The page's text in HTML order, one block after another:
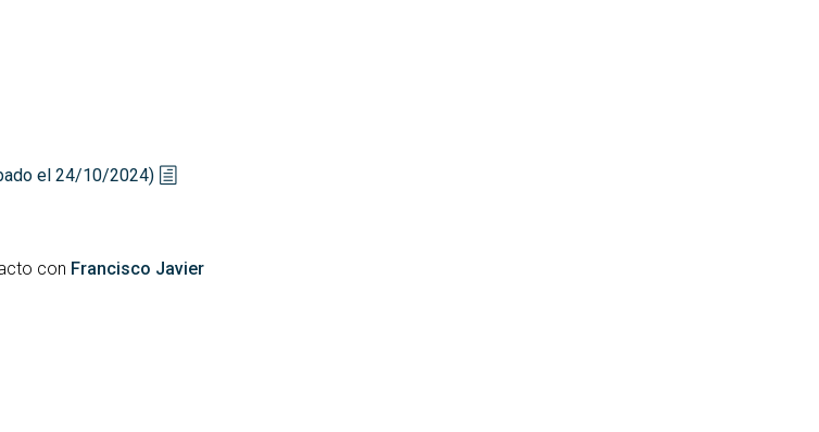
el 24/10/2024)
con Francisco Javier